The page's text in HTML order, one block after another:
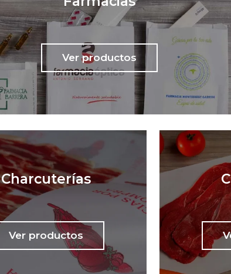
Ver productos
Charcuterías
Ver productos